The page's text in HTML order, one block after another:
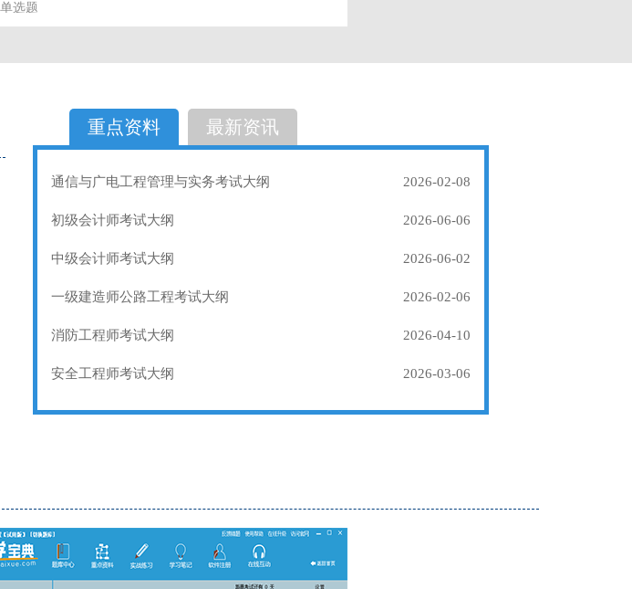
单选题
选择题
重点资料 最新资讯
通信与广电工程管理与实务考试大纲 2026-02-08
初级会计师考试大纲 2026-06-06
中级会计师考试大纲 2026-06-02
一级建造师公路工程考试大纲 2026-02-06
消防工程师考试大纲 2026-04-10
安全工程师考试大纲 2026-03-06